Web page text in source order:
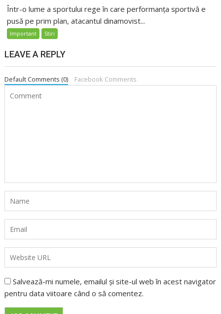
Într-o lume a sportului rege în care performanța sportivă e
pusă pe prim plan, atacantul dinamovist...
Important Stiri
LEAVE A REPLY
Default Comments (0) Facebook Comments
Salvează-mi numele, emailul și site-ul web în acest navigator
pentru data viitoare când o să comentez.